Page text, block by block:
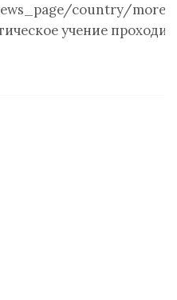
country/
учение